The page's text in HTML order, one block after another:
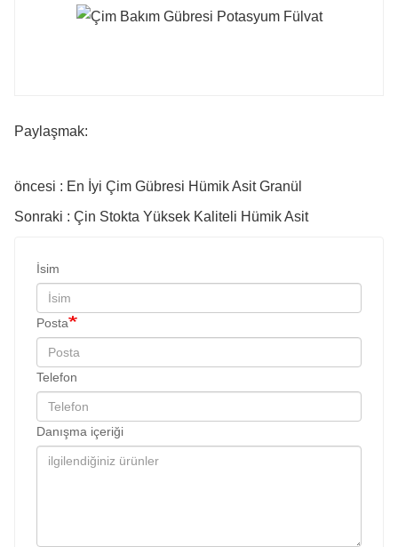
Paylaşmak:
öncesi : En İyi Çim Gübresi Hümik Asit Granül
Sonraki : Çin Stokta Yüksek Kaliteli Hümik Asit
İsim
Posta
Telefon
Danışma içeriği